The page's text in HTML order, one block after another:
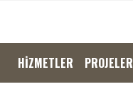
HİZMETLER PROJELER